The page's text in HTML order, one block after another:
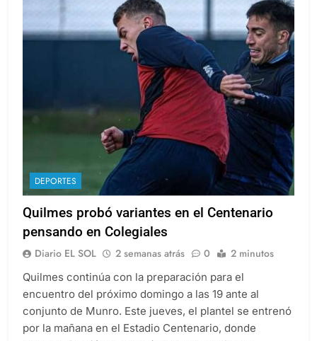
DEPORTES
Quilmes probó variantes en el Centenario
pensando en Colegiales
Diario EL SOL 2 semanas atrás 0 2 minutos
Quilmes continúa con la preparación para el
encuentro del próximo domingo a las 19 ante al
conjunto de Munro. Este jueves, el plantel se entrenó
por la mañana en el Estadio Centenario, donde